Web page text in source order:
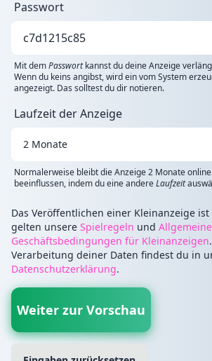
Passwort
Mit demPasswortkannst du deine Anzeige
Wenn du keins angibst, wird ein vom System
angezeigt. Das solltest du dir notieren.
Laufzeit der Anzeige
Normalerweise bleibt die Anzeige 2 Monate
beeinflussen, indem du eine andereLaufzeit
Das Veröffentlichen einer Kleinanzeige ist
gelten unsere Spielregeln und
Geschäftsbedingungen für Kleinanzeigen
Verarbeitung deiner Daten findest du in
Datenschutzerklärung.